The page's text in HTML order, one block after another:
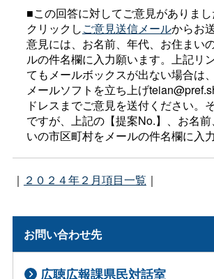
■この回答に対してご意見がありま
クリックしご意見送信メールからお
意見には、お名前、年代、お住まい
ルの件名欄に入力願います。上記リ
てもメールボックスが出ない場合は
メールソフトを立ち上げ
ドレスまでご意見を送付ください。
ですが、上記の【提案No.】、お名前
いの市区町村をメールの件名欄に入
｜ ２０２４年２月項目一覧 ｜
お問い合わせ先
広聴広報課県民対話室